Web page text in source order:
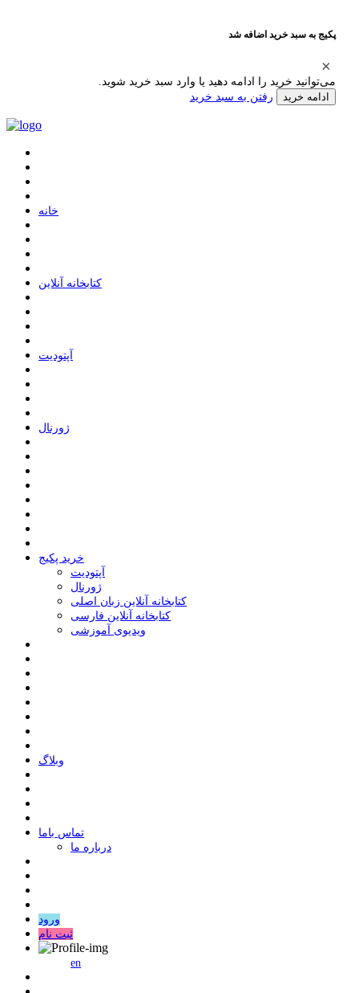
پکیج به سبد خرید اضافه شد
می‌توانید خرید را ادامه دهید یا وارد سبد خرید شوید.
ادامه خرید رفتن به سبد خرید
ﺧﺎﻧﻪ
ﮐﺘﺎﺑﺨﺎﻧﻪ ﺁﻧﻼﯾﻦ
ﺁﭘﺘﻮﺩﯾﺖ
ﮊﻭﺭﻧﺎﻝ
خرید پکیج
ﺁﭘﺘﻮﺩﯾﺖ
ﮊﻭﺭﻧﺎﻝ
کتابخانه آنلاین زبان اصلی
کتابخانه آنلاین فارسی
ویدیوی آموزشی
وبلاگ
ﺗﻤﺎﺱ ﺑﺎﻣﺎ
درباره ما
ورود
ثبت نام
en